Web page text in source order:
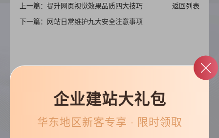
上一篇：提升网页视觉效果品质四大技巧
返回列表
下一篇：网站日常维护九大安全注意事项
帮助&支持
企业建站大礼包
华东地区新客专享 · 限时领取